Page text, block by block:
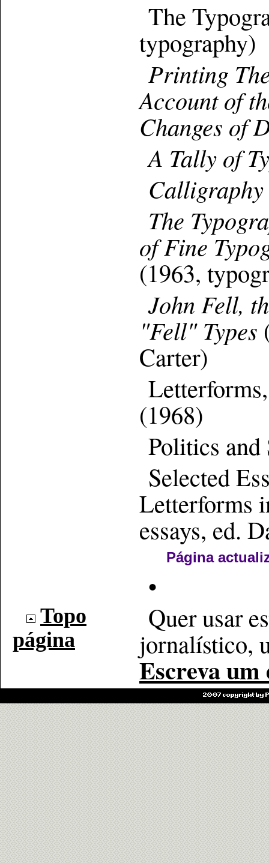
The
typography)
Printing
Account of
Changes of
A Tally of
The
of Fine
(1963,
John Fell,
"Fell" Types
Carter)
(1968)
Politics
Selected
Letterforms
essays, ed.
Página
•
Topo
página
Quer usar
jornalístico,
Escreva